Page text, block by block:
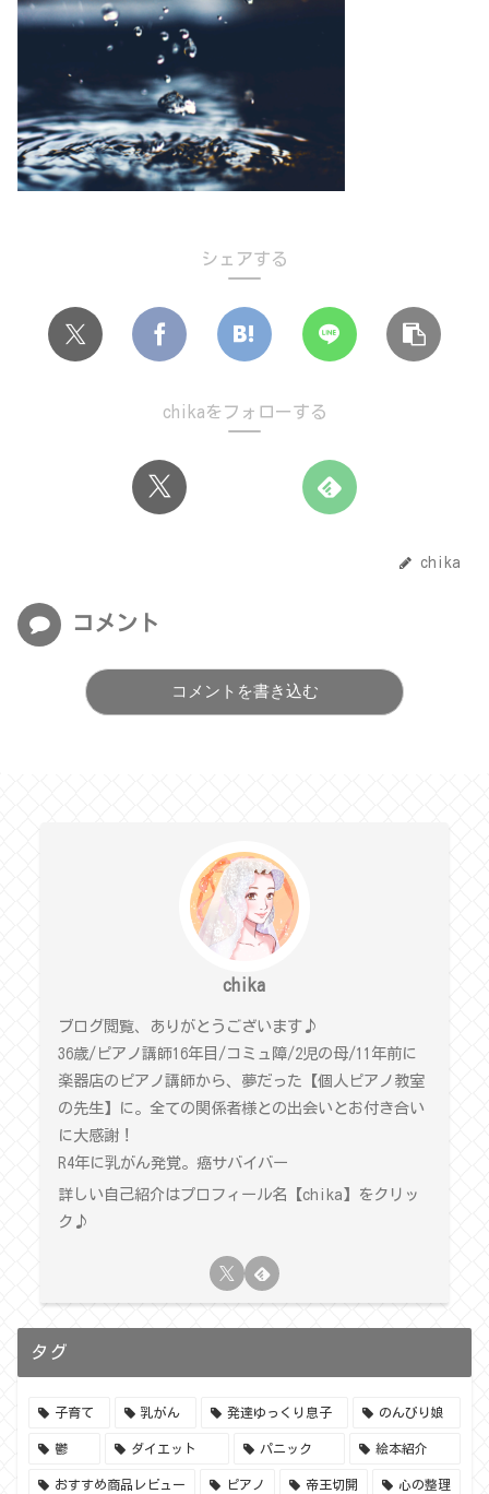
シェアする
chikaをフォローする
chika
コメント
コメントを書き込む
chika
ブログ閲覧、ありがとうございます♪
36歳/ピアノ講師16年目/コミュ障/2児の母/11年前に
楽器店のピアノ講師から、夢だった【個人ピアノ教室
の先生】に。全ての関係者様との出会いとお付き合い
に大感謝！
R4年に乳がん発覚。癌サバイバー
詳しい自己紹介はプロフィール名【chika】をクリッ
ク♪
タグ
子育て 乳がん 発達ゆっくり息子 のんびり娘
鬱 ダイエット パニック 絵本紹介
おすすめ商品レビュー ピアノ 帝王切開 心の整理